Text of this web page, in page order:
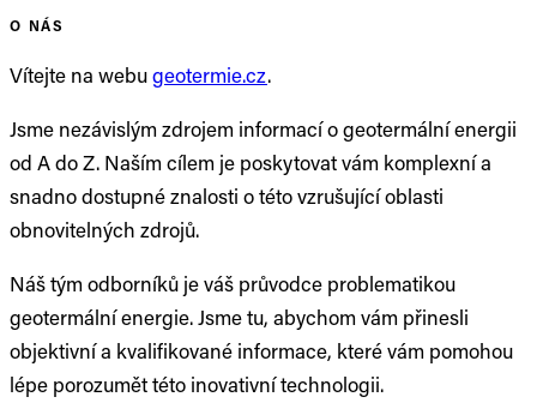
O NÁS
Vítejte na webugeotermie.cz.
Jsme nezávislým zdrojem informací o geotermální energii
od A do Z. Naším cílem je poskytovat vám komplexní a
snadno dostupné znalosti o této vzrušující oblasti
obnovitelných zdrojů.
Náš tým odborníků je váš průvodce problematikou
geotermální energie. Jsme tu, abychom vám přinesli
objektivní a kvalifikované informace, které vám pomohou
lépe porozumět této inovativní technologii.